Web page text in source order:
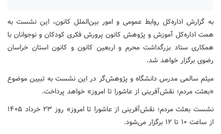
به گزارش اداره‌کل روابط عمومی و امور بین‌الملل کانون، این نشست به
همت اداره‌کل آموزش و پژوهش کانون پرورش فکری کودکان و نوجوانان با
همکاری ستاد بزرگداشت محرم و اربعین کانون و کانون استان خراسان
رضوی برگزار خواهد شد.
میثم سالمی مدرس دانشگاه و پژوهش‌گر در این نشست به تبیین موضوع
«بعثت مردم؛ نقش‌آفرینی از عاشورا تا امروز» خواهد پرداخت.
نشست بعثت مردم؛ نقش‌آفرینی از عاشورا تا امروز» روز ۲۳ خرداد ۱۴۰۵
از ساعت ۱۰ تا ۱۲ برگزار می‌شود.